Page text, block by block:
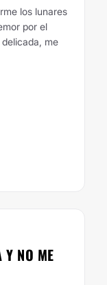
los lunares
por el
me
Y NO ME